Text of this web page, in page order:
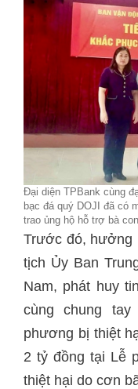
Đại diện TPBank cùng
bạc đá quý DOJI đã có
trao ủng hộ hỗ trợ bà
Trước đó, hưởng
tịch Ủy Ban
Nam, phát huy
cùng chung
phương bị thiệt
2 tỷ đồng tại Lễ
thiệt hại do cơn